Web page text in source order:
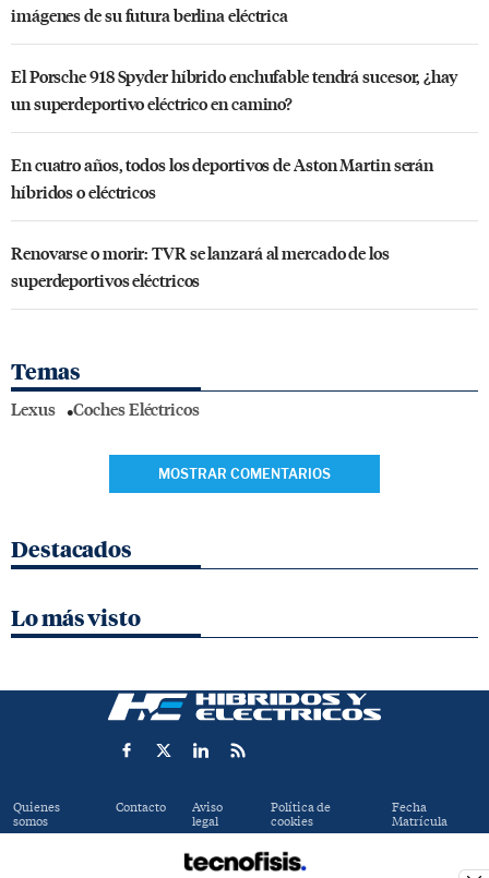
imágenes de su futura berlina eléctrica
El Porsche 918 Spyder híbrido enchufable tendrá sucesor, ¿hay
un superdeportivo eléctrico en camino?
En cuatro años, todos los deportivos de Aston Martin serán
híbridos o eléctricos
Renovarse o morir: TVR se lanzará al mercado de los
superdeportivos eléctricos
Temas
Lexus Coches Eléctricos
MOSTRAR COMENTARIOS
Destacados
Lo más visto
Quienes
somos
Contacto Aviso
legal
Política de
cookies
Fecha
Matrícula